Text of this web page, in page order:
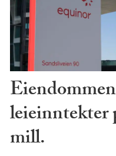
leieinntekter
mill.